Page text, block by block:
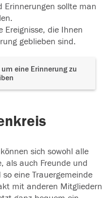
Erinnerungen sollte man
Ereignisse, die Ihnen
geblieben sind.
eine Erinnerung zu
sich sowohl alle
als auch Freunde und
eine Trauergemeinde
mit anderen Mitgliedern